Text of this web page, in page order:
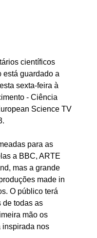
científicos
está guardado a
sexta-feira à
- Ciência
Science TV
para as
a BBC, ARTE
mas a grande
made in
O público terá
de todas as
mão os
inspirada nos